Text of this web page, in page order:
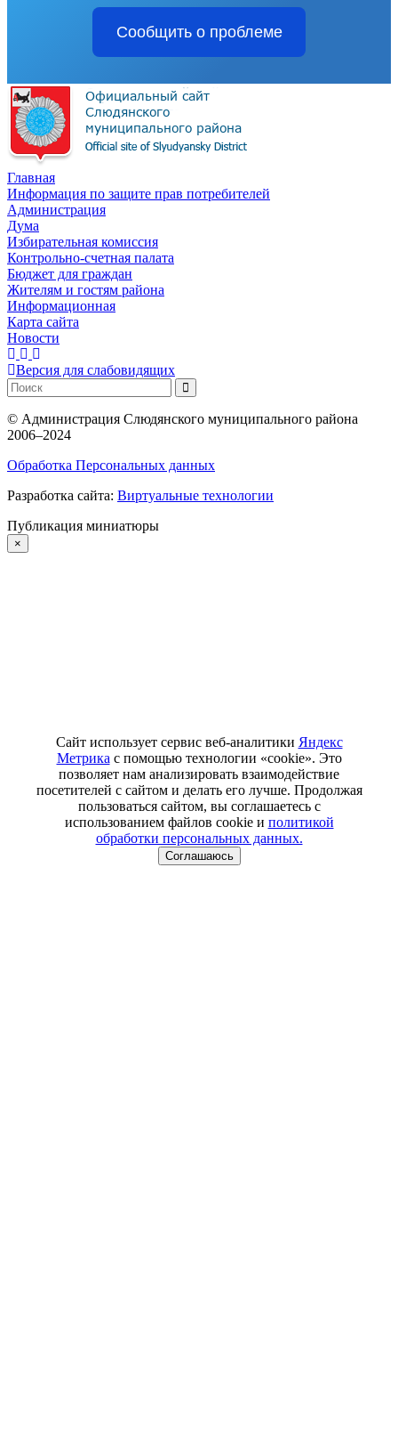
Сообщить о проблеме
Главная
Информация по защите прав потребителей
Администрация
Дума
Избирательная комиссия
Контрольно-счетная палата
Бюджет для граждан
Жителям и гостям района
Информационная
Карта сайта
Новости
Версия для слабовидящих
© Администрация Слюдянского муниципального района
2006–2024
Обработка Персональных данных
Разработка сайта: Виртуальные технологии
Публикация миниатюры
×
Сайт использует сервис веб-аналитики Яндекс
Метрика с помощью технологии «cookie». Это
позволяет нам анализировать взаимодействие
посетителей с сайтом и делать его лучше. Продолжая
пользоваться сайтом, вы соглашаетесь с
использованием файлов cookie и политикой
обработки персональных данных.
Соглашаюсь